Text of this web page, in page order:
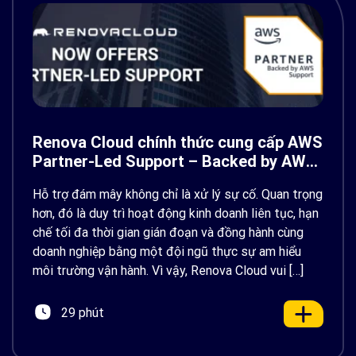
Renova Cloud chính thức cung cấp AWS
Partner-Led Support – Backed by AWS
Hỗ trợ đám mây không chỉ là xử lý sự cố. Quan trọng
hơn, đó là duy trì hoạt động kinh doanh liên tục, hạn
chế tối đa thời gian gián đoạn và đồng hành cùng
doanh nghiệp bằng một đội ngũ thực sự am hiểu
môi trường vận hành. Vì vậy, Renova Cloud vui […]
29 phút